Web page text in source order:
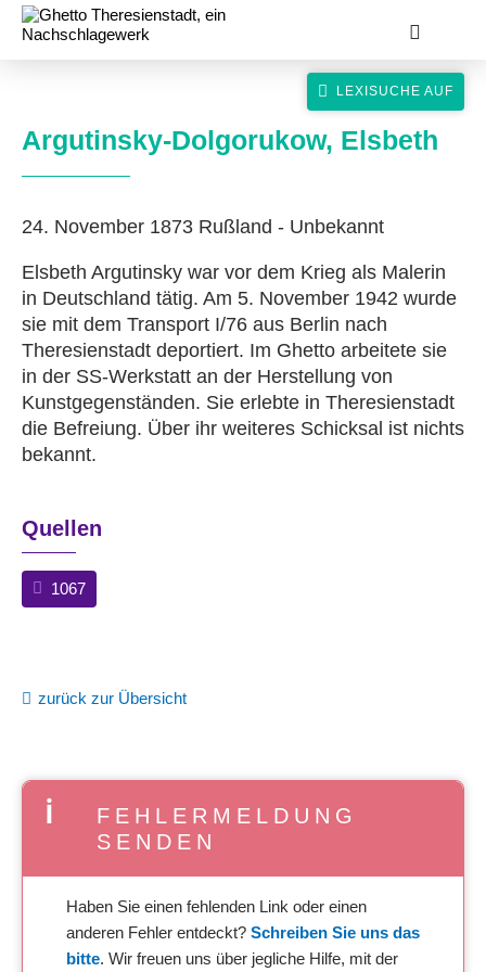
Argutinsky-Dolgorukow, Elsbeth
24. November 1873 Rußland - Unbekannt
Elsbeth Argutinsky war vor dem Krieg als Malerin
in Deutschland tätig. Am 5. November 1942 wurde
sie mit dem Transport I/76 aus Berlin nach
Theresienstadt deportiert. Im Ghetto arbeitete sie
in der SS-Werkstatt an der Herstellung von
Kunstgegenständen. Sie erlebte in Theresienstadt
die Befreiung. Über ihr weiteres Schicksal ist nichts
bekannt.
Quellen
1067
zurück zur Übersicht
FEHLERMELDUNG
SENDEN
Haben Sie einen fehlenden Link oder einen
anderen Fehler entdeckt? Schreiben Sie uns das
bitte. Wir freuen uns über jegliche Hilfe, mit der